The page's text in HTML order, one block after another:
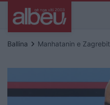
Ballina keyboard_arrow_right Manhatanin e Zagrebit